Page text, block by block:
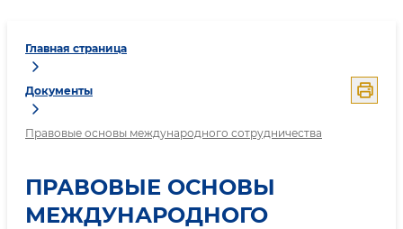
Главная страница
Документы
Правовые основы международного сотрудничества
ПРАВОВЫЕ ОСНОВЫ
МЕЖДУНАРОДНОГО